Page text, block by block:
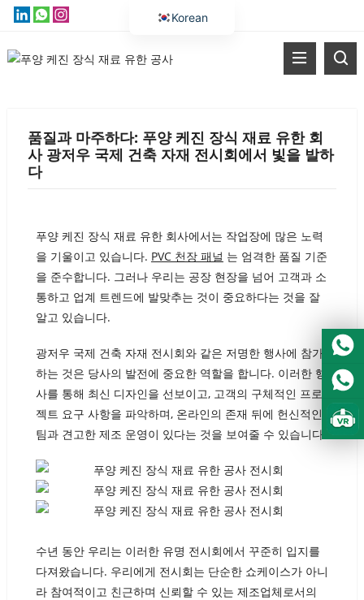
품질과 마주하다: 푸양 케진 장식 재료 유한 회
사 광저우 국제 건축 자재 전시회에서 빛을 발하
다
푸양 케진 장식 재료 유한 회사에서는 작업장에 많은 노력
을 기울이고 있습니다. PVC 천장 패널 는 엄격한 품질 기준
을 준수합니다. 그러나 우리는 공장 현장을 넘어 고객과 소
통하고 업계 트렌드에 발맞추는 것이 중요하다는 것을 잘
알고 있습니다.
광저우 국제 건축 자재 전시회와 같은 저명한 행사에 참가
하는 것은 당사의 발전에 중요한 역할을 합니다. 이러한 행
사를 통해 최신 디자인을 선보이고, 고객의 구체적인 프로
젝트 요구 사항을 파악하며, 온라인의 존재 뒤에 헌신적인
팀과 견고한 제조 운영이 있다는 것을 보여줄 수 있습니다.
수년 동안 우리는 이러한 유명 전시회에서 꾸준히 입지를
다져왔습니다. 우리에게 전시회는 단순한 쇼케이스가 아니
라 참여적이고 친근하며 신뢰할 수 있는 제조업체로서의
Korean
Malay
Bengali
Arabic
Uzbek
Urdu
Turkish
Italian
Japanese
French
Romanian